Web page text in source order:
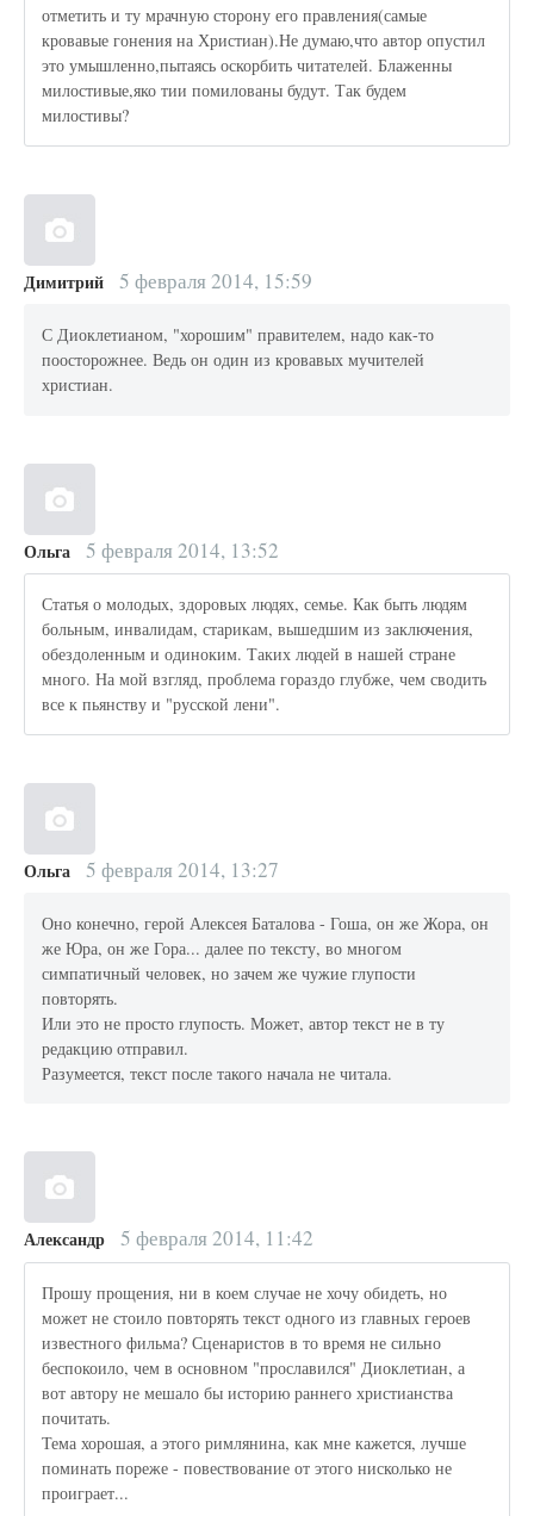
отметить и ту мрачную сторону его правления(самые
кровавые гонения на Христиан).Не думаю,что автор опустил
это умышленно,пытаясь оскорбить читателей. Блаженны
милостивые,яко тии помилованы будут. Так будем
милостивы?
Димитрий 5 февраля 2014, 15:59
С Диоклетианом, "хорошим" правителем, надо как-то
поосторожнее. Ведь он один из кровавых мучителей
христиан.
Ольга 5 февраля 2014, 13:52
Статья о молодых, здоровых людях, семье. Как быть людям
больным, инвалидам, старикам, вышедшим из заключения,
обездоленным и одиноким. Таких людей в нашей стране
много. На мой взгляд, проблема гораздо глубже, чем сводить
все к пьянству и "русской лени".
Ольга 5 февраля 2014, 13:27
Оно конечно, герой Алексея Баталова - Гоша, он же Жора, он
же Юра, он же Гора... далее по тексту, во многом
симпатичный человек, но зачем же чужие глупости
повторять.
Или это не просто глупость. Может, автор текст не в ту
редакцию отправил.
Разумеется, текст после такого начала не читала.
Александр 5 февраля 2014, 11:42
Прошу прощения, ни в коем случае не хочу обидеть, но
может не стоило повторять текст одного из главных героев
известного фильма? Сценаристов в то время не сильно
беспокоило, чем в основном "прославился" Диоклетиан, а
вот автору не мешало бы историю раннего христианства
почитать.
Тема хорошая, а этого римлянина, как мне кажется, лучше
поминать пореже - повествование от этого нисколько не
проиграет...